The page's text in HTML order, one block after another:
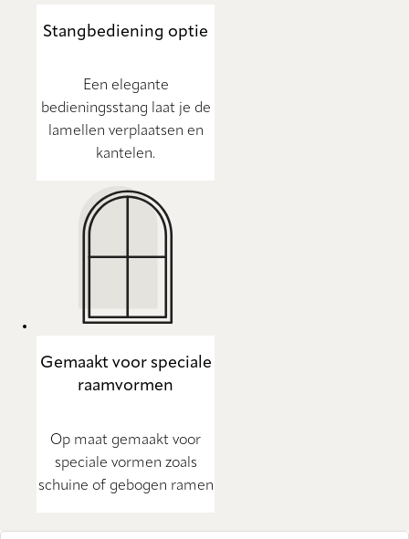
Stangbediening optie
Een elegante
bedieningsstang laat je de
lamellen verplaatsen en
kantelen.
Gemaakt voor speciale
raamvormen
Op maat gemaakt voor
speciale vormen zoals
schuine of gebogen ramen